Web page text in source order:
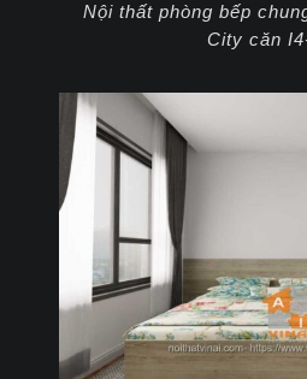
Nội thất phòng bếp
City căn